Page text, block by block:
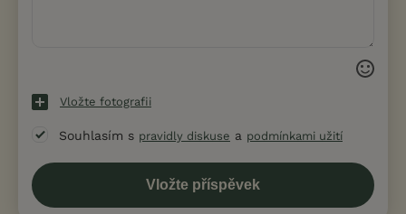
Vložte fotografii
Souhlasím s pravidly diskuse a podmínkami užití